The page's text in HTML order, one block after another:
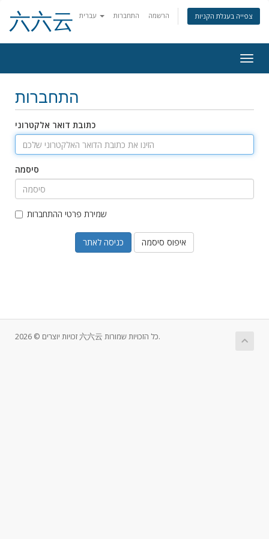
התחברות הרשמה צפייה בעגלת הקניות 六六云
התחברות
כתובת דואר אלקטרוני
סיסמה
שמירת פרטי ההתחברות
איפוס סיסמה
זכויות יוצרים © 2026 六六云 כל הזכויות שמורות.